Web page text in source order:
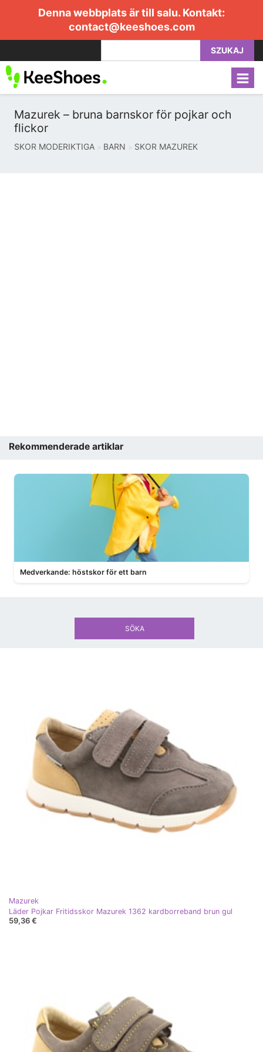
Denna webbplats är till salu. Kontakt:
contact@keeshoes.com
SZUKAJ
Mazurek – bruna barnskor för pojkar och
flickor
SKOR MODERIKTIGA BARN SKOR MAZUREK
Rekommenderade artiklar
Medverkande: höstskor för ett barn
Mazurek
Läder Pojkar Fritidsskor Mazurek 1362 kardborreband brun gul
59,36 €
SÖKA